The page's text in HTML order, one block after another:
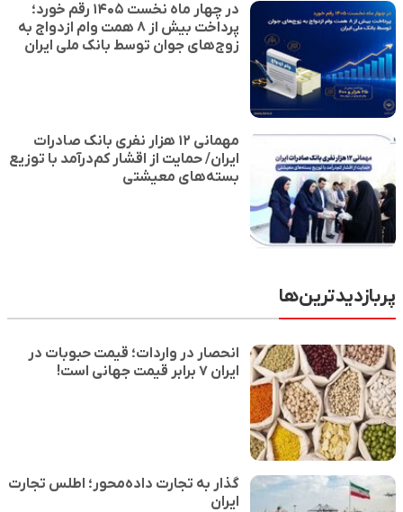
در چهار ماه نخست ۱۴۰۵ رقم خورد؛
پرداخت بیش از ۸ همت وام ازدواج به
زوج‌های جوان توسط بانک ملی ایران
مهمانی ۱۲ هزار نفری بانک صادرات
ایران/ حمایت از اقشار کم‌درآمد با توزیع
بسته‌های معیشتی
پربازدیدترین‌ها
انحصار در واردات؛ قیمت حبوبات در
ایران ۷ برابر قیمت جهانی است!
گذار به تجارت داده‌محور؛ اطلس تجارت
ایران